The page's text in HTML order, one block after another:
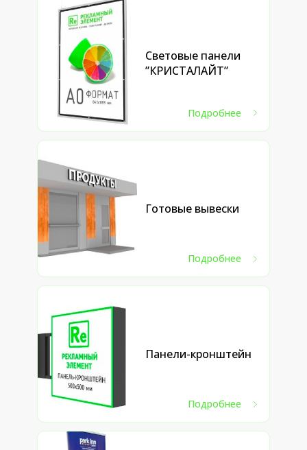
Готовые вывески
Подробнее
Световые панели
”КРИСТАЛАЙТ”
Подробнее
Панели-кронштейн
Подробнее